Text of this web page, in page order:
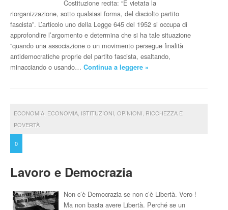
Costituzione recita: “È vietata la
riorganizzazione, sotto qualsiasi forma, del disciolto partito
fascista”. L’articolo uno della Legge 645 del 1952 si occupa di
approfondire l’argomento e determina che si ha tale situazione
“quando una associazione o un movimento persegue finalità
antidemocratiche proprie del partito fascista, esaltando,
minacciando o usando… Continua a leggere »
ECONOMIA ECONOMIA ISTITUZIONI OPINIONI RICCHEZZA E
POVERTÀ
0
Lavoro e Democrazia
Non c’è Democrazia se non c’è Libertà. Vero !
Ma non basta avere Libertà. Perché se un